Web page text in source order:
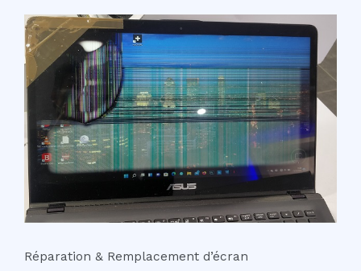
Réparation & Remplacement d’écran